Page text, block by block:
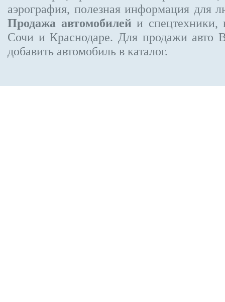
аэрография, полезная информация для
Продажа автомобилей и спецтехники,
Сочи и Краснодаре. Для продажи авто
добавить автомобиль в каталог.